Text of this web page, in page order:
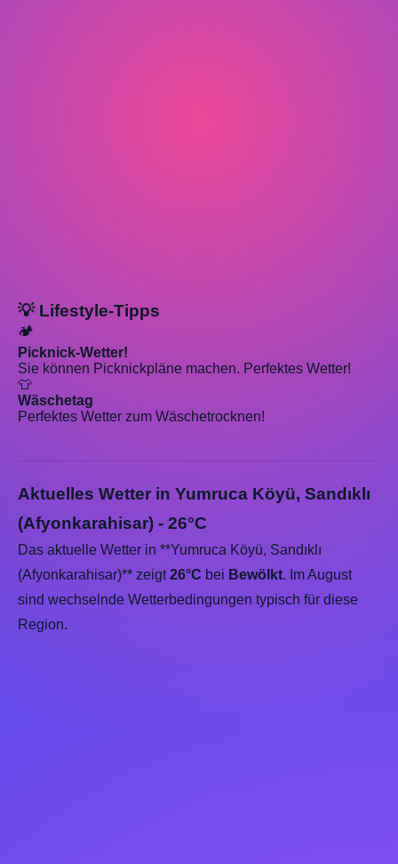
💡 Lifestyle-Tipps
🏕️
Picknick-Wetter!
Sie können Picknickpläne machen. Perfektes Wetter!
👕
Wäschetag
Perfektes Wetter zum Wäschetrocknen!
Aktuelles Wetter in Yumruca Köyü, Sandıklı
(Afyonkarahisar) - 26°C
Das aktuelle Wetter in **Yumruca Köyü, Sandıklı
(Afyonkarahisar)** zeigt26°C bei Bewölkt. Im August
sind wechselnde Wetterbedingungen typisch für diese
Region.